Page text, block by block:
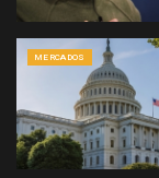
MERCADOS